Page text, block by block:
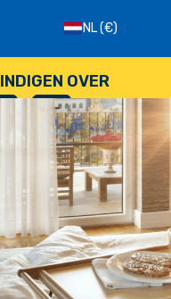
NL(€)
OVER
--
SECONDEN